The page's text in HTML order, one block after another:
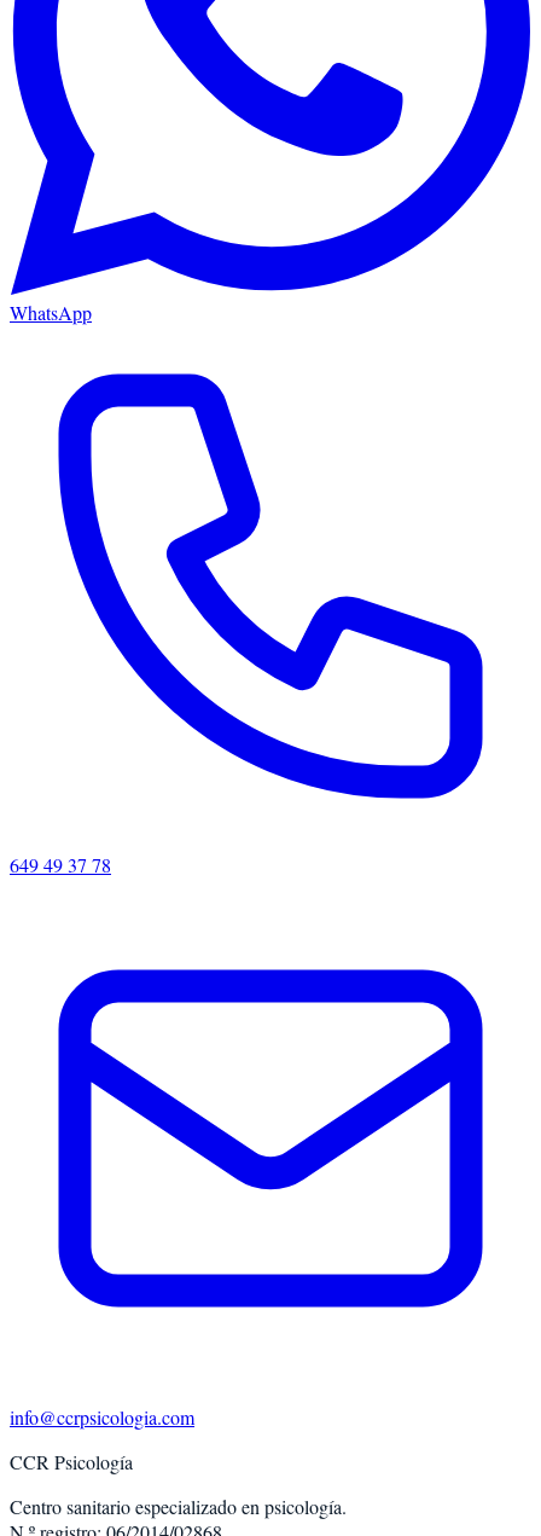
WhatsApp
649 49 37 78
info@ccrpsicologia.com
CCR Psicología
Centro sanitario especializado en psicología.